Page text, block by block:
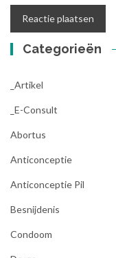
Categorieën
_Artikel
_E-Consult
Abortus
Anticonceptie
Anticonceptie Pil
Besnijdenis
Condoom